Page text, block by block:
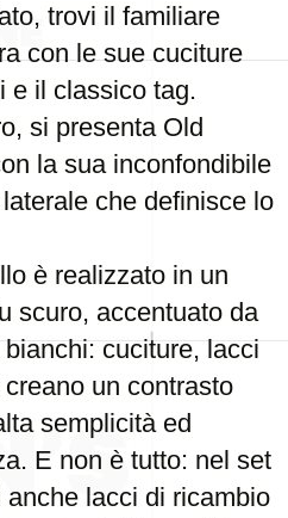
trovi il familiare
con le sue cuciture
e il classico tag.
si presenta Old
la sua inconfondibile
che definisce lo
è realizzato in un
scuro, accentuato da
cuciture, lacci
un contrasto
semplicità ed
E non è tutto: nel set
anche lacci di ricambio